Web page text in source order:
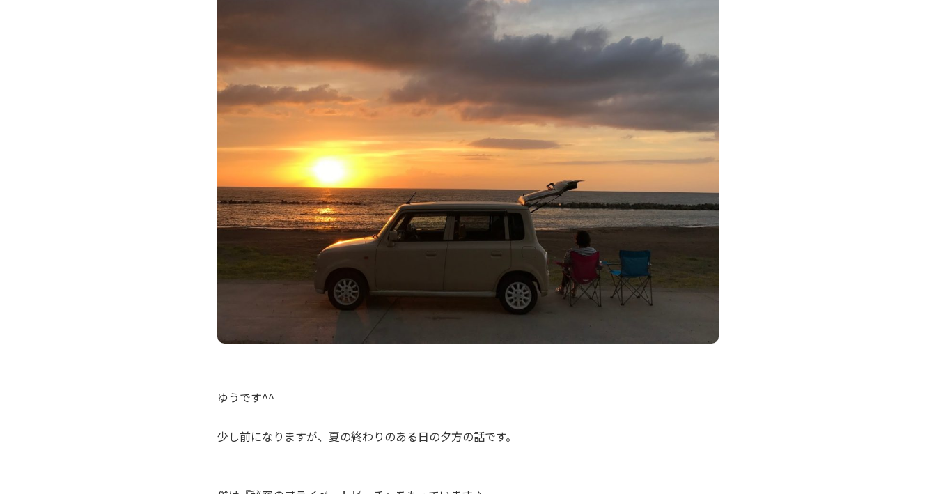
ゆうです^^
少し前になりますが、夏の終わりのある日の夕方の話です。